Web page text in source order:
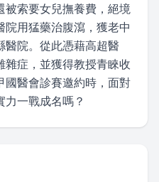
被索要女兒撫養費，絕境
用猛藥治腹瀉，獲老中
醫院。從此憑藉高超醫
症，並獲得教授青睞收
國醫會診賽邀約時，面對
一戰成名嗎？